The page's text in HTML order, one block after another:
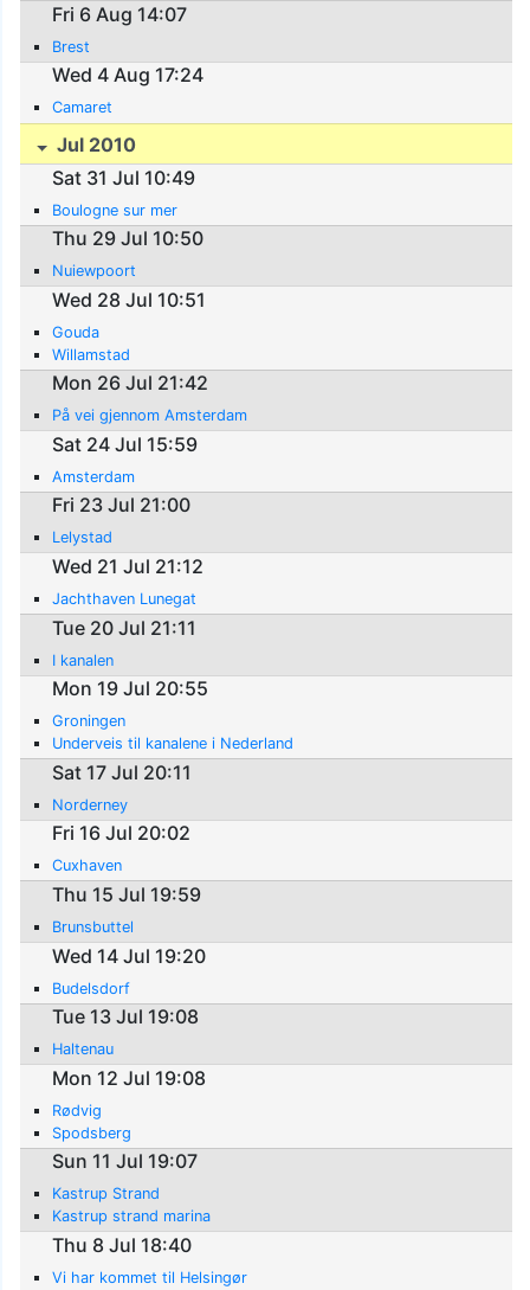
Fri 6 Aug 14:07
Brest
Wed 4 Aug 17:24
Camaret
Jul 2010
Sat 31 Jul 10:49
Boulogne sur mer
Thu 29 Jul 10:50
Nuiewpoort
Wed 28 Jul 10:51
Gouda
Willamstad
Mon 26 Jul 21:42
På vei gjennom Amsterdam
Sat 24 Jul 15:59
Amsterdam
Fri 23 Jul 21:00
Lelystad
Wed 21 Jul 21:12
Jachthaven Lunegat
Tue 20 Jul 21:11
I kanalen
Mon 19 Jul 20:55
Groningen
Underveis til kanalene i Nederland
Sat 17 Jul 20:11
Norderney
Fri 16 Jul 20:02
Cuxhaven
Thu 15 Jul 19:59
Brunsbuttel
Wed 14 Jul 19:20
Budelsdorf
Tue 13 Jul 19:08
Haltenau
Mon 12 Jul 19:08
Rødvig
Spodsberg
Sun 11 Jul 19:07
Kastrup Strand
Kastrup strand marina
Thu 8 Jul 18:40
Vi har kommet til Helsingør